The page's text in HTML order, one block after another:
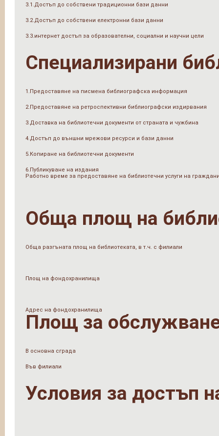
3.1.Достъп до собствени традиционни бази данни
3.2.Достъп до собствени електронни бази данни
3.3.интернет достъп за образователни, социални и научни цели
Специализирани
1.Предоставяне на писмена библиографска информация
2.Предоставяне на ретроспективни библиографски издирвания
3.Доставка на библиотечни документи от страната и чужбина
4.Достъп до външни мрежови ресурси и бази данни
5.Копиране на библиотечни документи
6.Публикуване на издания
Работно време за предоставяне на библиотечни услуги на
Обща площ на
Обща разгъната площ на библиотеката, в т.ч. с филиали
Площ на фондохранилища
Адрес на фондохранилища
Площ за
В основна сграда
Във филиали
Условия за достъп